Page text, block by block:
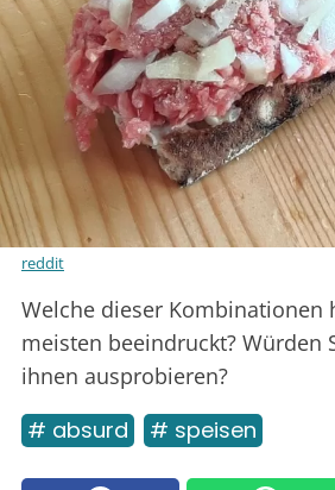
reddit
Welche dieser Kombinationen
meisten beeindruckt? Würden
ihnen ausprobieren?
# absurd # speisen